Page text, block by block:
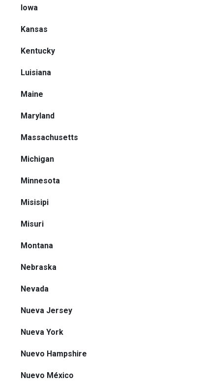
Iowa
Kansas
Kentucky
Luisiana
Maine
Maryland
Massachusetts
Michigan
Minnesota
Misisipi
Misuri
Montana
Nebraska
Nevada
Nueva Jersey
Nueva York
Nuevo Hampshire
Nuevo México